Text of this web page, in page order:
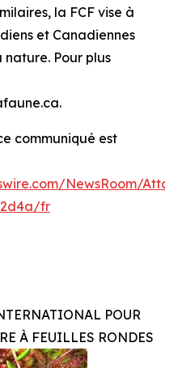
la FCF vise à
et Canadiennes
Pour plus
communiqué est
NewsRoom/
fr
POUR
À FEUILLES RONDES